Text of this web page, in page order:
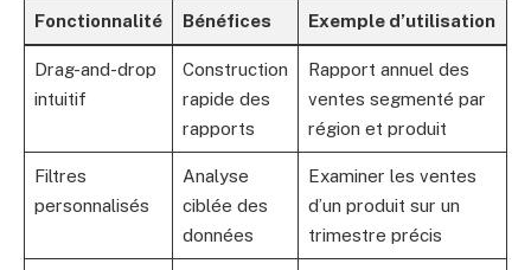
Fonctionnalité Bénéfices Exemple d’utilisation
Drag-and-drop
intuitif
Construction
rapide des
rapports
Rapport annuel des
ventes segmenté par
région et produit
Filtres
personnalisés
Analyse
ciblée des
données
Examiner les ventes
d’un produit sur un
trimestre précis